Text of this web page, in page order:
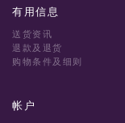
有用信息
送货资讯
退款及退货
购物条件及细则
帐户